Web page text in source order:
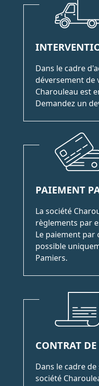
Dans le cadre
déversement de
Charouleau est
Demandez un
PAIEMENT
La société
règlements par
Le paiement par
possible
Pamiers.
CONTRAT
Dans le cadre
société